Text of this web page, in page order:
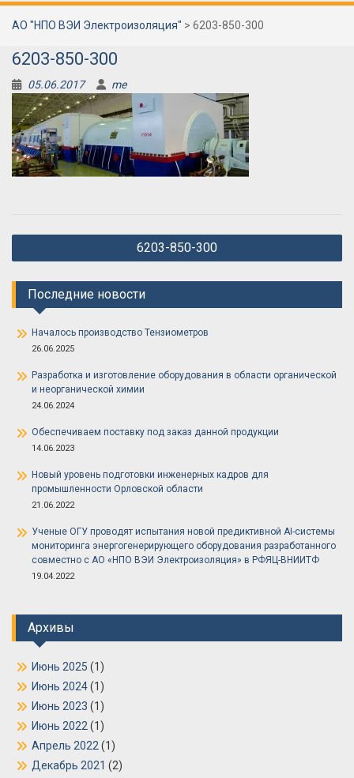
АО "НПО ВЭИ Электроизоляция" > 6203-850-300
6203-850-300
05.06.2017 me
Навигация
по
записям
6203-850-300
Последние новости
Началось производство Тензиометров
26.06.2025
Разработка и изготовление оборудования в области органической
и неорганической химии
24.06.2024
Обеспечиваем поставку под заказ данной продукции
14.06.2023
Новый уровень подготовки инженерных кадров для
промышленности Орловской области
21.06.2022
Ученые ОГУ проводят испытания новой предиктивной AI-системы
мониторинга энергогенерирующего оборудования разработанного
совместно с АО «НПО ВЭИ Электроизоляция» в РФЯЦ-ВНИИТФ
19.04.2022
Архивы
Июнь 2025 (1)
Июнь 2024(1)
Июнь 2023 (1)
Июнь 2022 (1)
Апрель 2022 (1)
Декабрь 2021 (2)